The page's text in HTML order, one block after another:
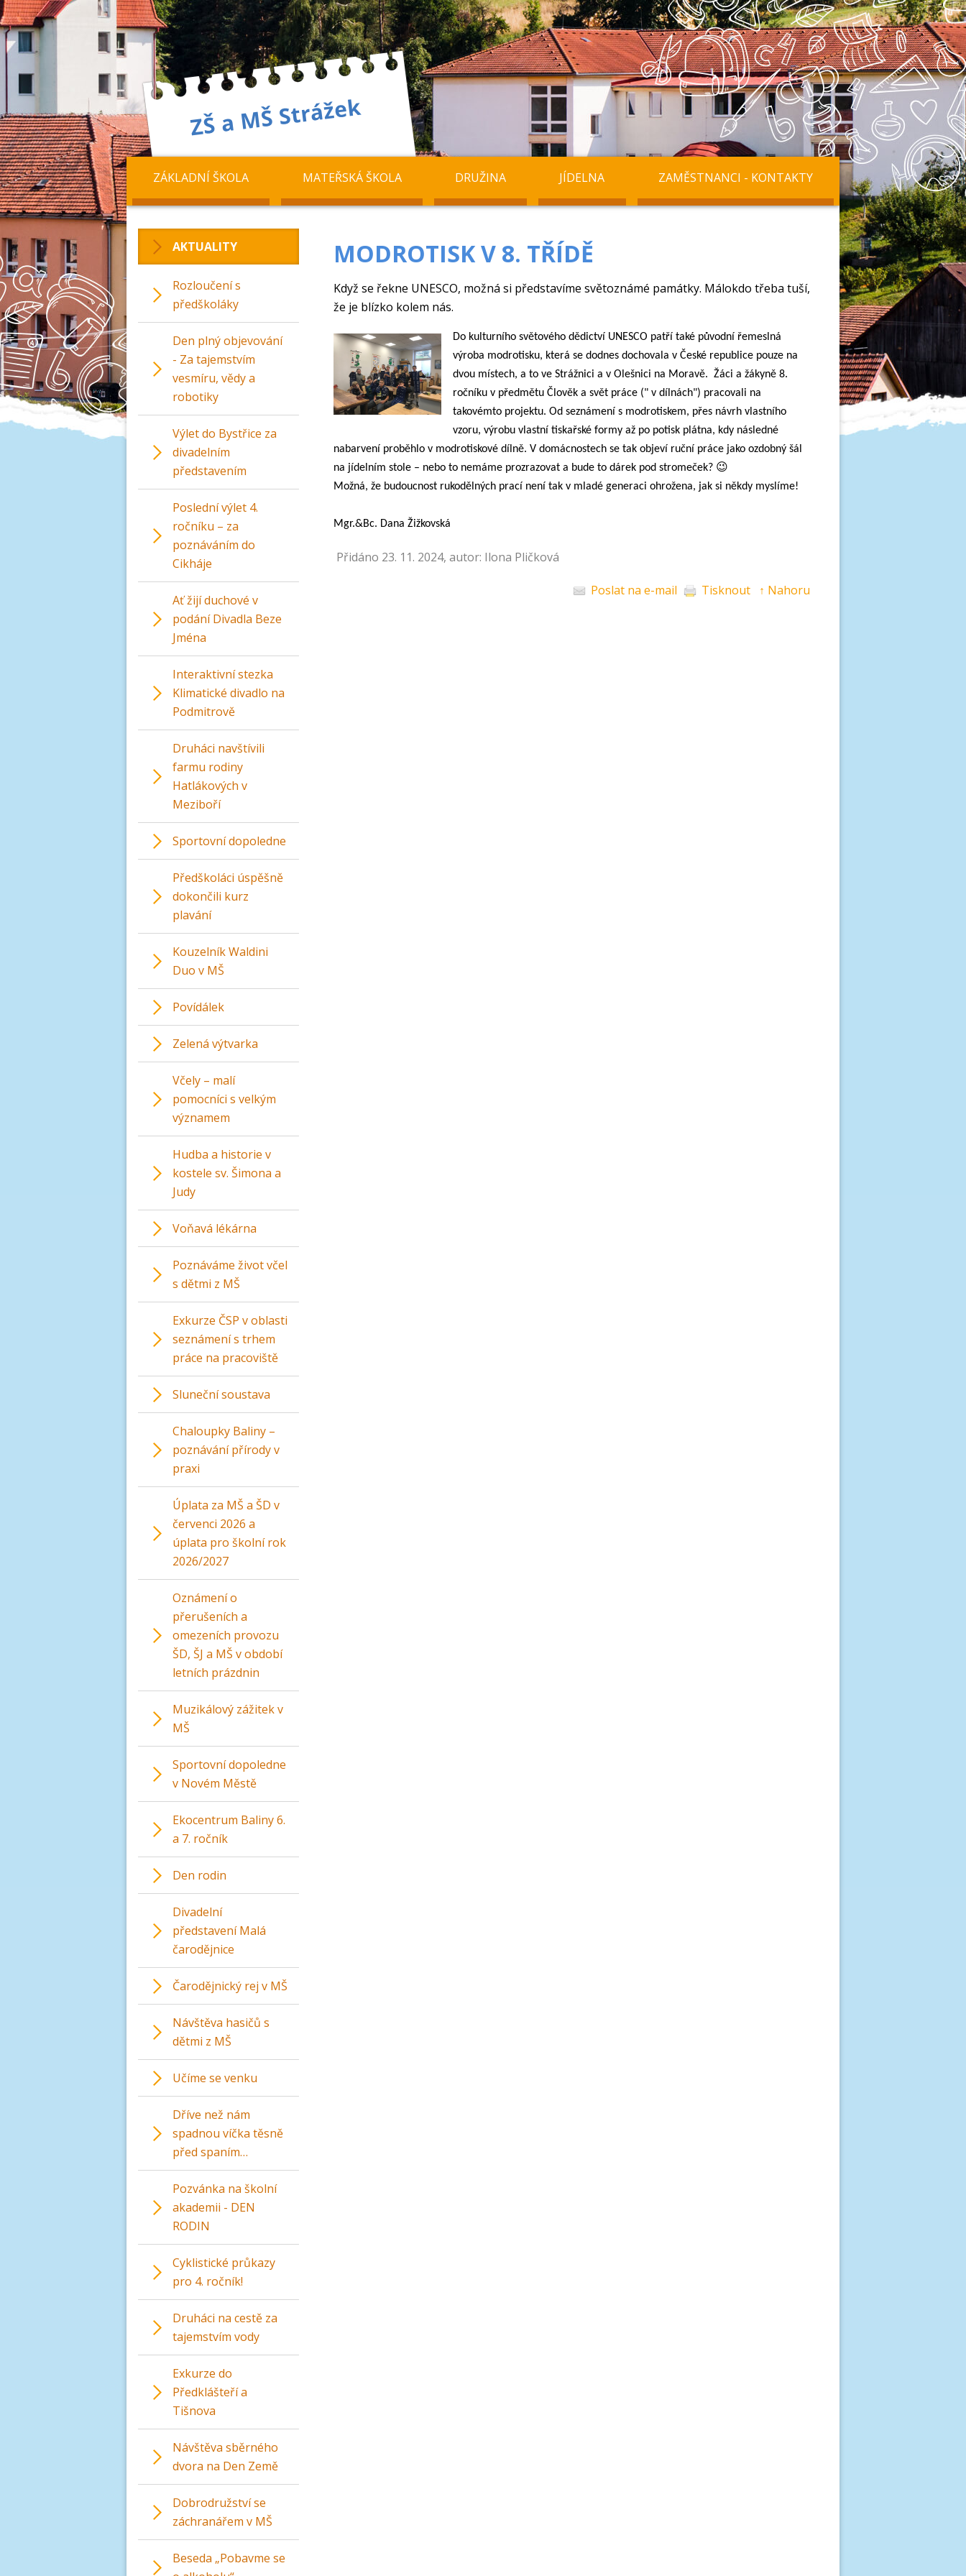
ZÁKLADNÍ ŠKOLA MATEŘSKÁ ŠKOLA DRUŽINA JÍDELNA ZAMĚSTNANCI - KONTAKTY
MODROTISK V 8. TŘÍDĚ
Když se řekne UNESCO, možná si představíme světoznámé památky. Málokdo třeba tuší,
že je blízko kolem nás.
Do kulturního světového dědictví UNESCO patří také původní řemeslná
výroba modrotisku, která se dodnes dochovala v České republice pouze na
dvou místech, a to ve Strážnici a v Olešnici na Moravě. Žáci a žákyně 8.
ročníku v předmětu Člověk a svět práce (" v dílnách") pracovali na
takovémto projektu. Od seznámení s modrotiskem, přes návrh vlastního
vzoru, výrobu vlastní tiskařské formy až po potisk plátna, kdy následné
nabarvení proběhlo v modrotiskové dílně. V domácnostech se tak objeví ruční práce jako ozdobný šál
na jídelním stole – nebo to nemáme prozrazovat a bude to dárek pod stromeček? 😉
Možná, že budoucnost rukodělných prací není tak v mladé generaci ohrožena, jak si někdy myslíme!
Mgr.&Bc. Dana Žižkovská
Přidáno 23. 11. 2024, autor: Ilona Pličková
Poslat na e-mail Tisknout ↑ Nahoru
AKTUALITY
Rozloučení s
předškoláky
Den plný objevování
- Za tajemstvím
vesmíru, vědy a
robotiky
Výlet do Bystřice za
divadelním
představením
Poslední výlet 4.
ročníku – za
poznáváním do
Cikháje
Ať žijí duchové v
podání Divadla Beze
Jména
Interaktivní stezka
Klimatické divadlo na
Podmitrově
Druháci navštívili
farmu rodiny
Hatlákových v
Meziboří
Sportovní dopoledne
Předškoláci úspěšně
dokončili kurz
plavání
Kouzelník Waldini
Duo v MŠ
Povídálek
Zelená výtvarka
Včely – malí
pomocníci s velkým
významem
Hudba a historie v
kostele sv. Šimona a
Judy
Voňavá lékárna
Poznáváme život včel
s dětmi z MŠ
Exkurze ČSP v oblasti
seznámení s trhem
práce na pracoviště
Sluneční soustava
Chaloupky Baliny –
poznávání přírody v
praxi
Úplata za MŠ a ŠD v
červenci 2026 a
úplata pro školní rok
2026/2027
Oznámení o
přerušeních a
omezeních provozu
ŠD, ŠJ a MŠ v období
letních prázdnin
Muzikálový zážitek v
MŠ
Sportovní dopoledne
v Novém Městě
Ekocentrum Baliny 6.
a 7. ročník
Den rodin
Divadelní
představení Malá
čarodějnice
Čarodějnický rej v MŠ
Návštěva hasičů s
dětmi z MŠ
Učíme se venku
Dříve než nám
spadnou víčka těsně
před spaním…
Pozvánka na školní
akademii - DEN
RODIN
Cyklistické průkazy
pro 4. ročník!
Druháci na cestě za
tajemstvím vody
Exkurze do
Předklášteří a
Tišnova
Návštěva sběrného
dvora na Den Země
Dobrodružství se
záchranářem v MŠ
Beseda „Pobavme se